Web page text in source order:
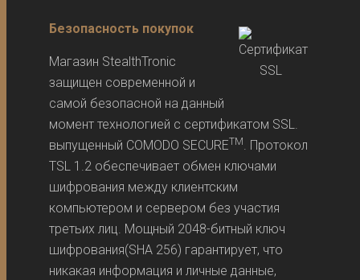
Безопасность покупок
Магазин StealthTronic
защищен современной и
самой безопасной на данный
момент технологией с сертификатом SSL.
выпущенный COMODO SECURETM. Протокол
TSL 1.2 обеспечивает обмен ключами
шифрования между клиентским
компьютером и сервером без участия
третьих лиц. Мощный 2048-битный ключ
шифрования(SHA 256) гарантирует, что
никакая информация и личные данные,